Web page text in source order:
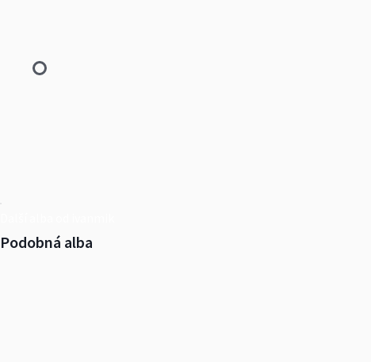
Podobná alba